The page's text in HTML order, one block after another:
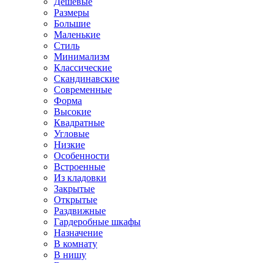
Размеры
Большие
Маленькие
Стиль
Минимализм
Классические
Скандинавские
Современные
Форма
Высокие
Квадратные
Угловые
Низкие
Особенности
Встроенные
Из кладовки
Закрытые
Открытые
Раздвижные
Гардеробные шкафы
Назначение
В комнату
В нишу